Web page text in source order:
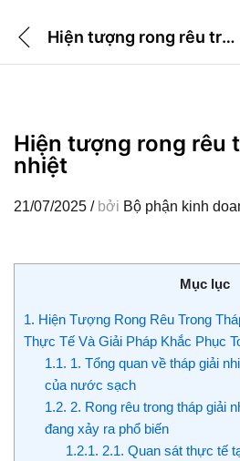
Hiện tượng rong rêu trong tháp giải nhiệt
Hiện tượng rong rêu
nhiệt
21/07/2025 /bởi Bộ phận kinh
Mục lục
1. Hiện Tượng Rong Rêu Trong
Thực Tế Và Giải Pháp Khắc Phục
1.1. 1. Tổng quan về tháp giải
của nước sạch
1.2. 2. Rong rêu trong tháp giải
đang xảy ra phổ biến
1.2.1. 2.1. Quan sát thực tế